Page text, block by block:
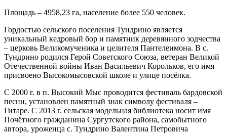
Площадь – 4958,23 га, население более 550 человек.
Гордостью сельского поселения Тундрино является
уникальный кедровый бор и памятник деревянного зодчества
– церковь Великомученика и целителя Пантелеимона. В с.
Тундрино родился Герой Советского Союза, ветеран Великой
Отечественной войны Иван Васильевич Корольков, его имя
присвоено Высокомысовской школе и улице посёлка.
С 2000 г. в п. Высокий Мыс проводится фестиваль бардовской
песни, установлен памятный знак символу фестиваля –
Гитаре. С 2013 г. сельская модельная библиотека носит имя
Почётного гражданина Сургутского района, самобытного
автора, уроженца с. Тундрино Валентина Петровича